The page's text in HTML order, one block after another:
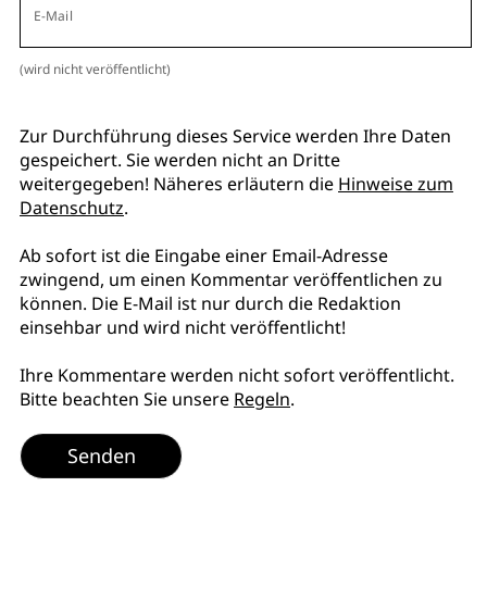
E-Mail
(wird nicht veröffentlicht)
Zur Durchführung dieses Service werden Ihre Daten
gespeichert. Sie werden nicht an Dritte
weitergegeben! Näheres erläutern die Hinweise zum
Datenschutz.
Ab sofort ist die Eingabe einer Email-Adresse
zwingend, um einen Kommentar veröffentlichen zu
können. Die E-Mail ist nur durch die Redaktion
einsehbar und wird nicht veröffentlicht!
Ihre Kommentare werden nicht sofort veröffentlicht.
Bitte beachten Sie unsere Regeln.
Senden